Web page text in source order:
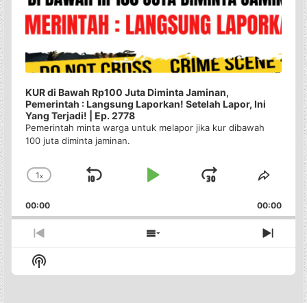
KUR di Bawah Rp100 Juta Diminta Jaminan,
Pemerintah : Langsung Laporkan! Setelah Lapor, Ini
Yang Terjadi! | Ep. 2778
Pemerintah minta warga untuk melapor jika kur dibawah
100 juta diminta jaminan.
Change
Rate
1x
Skip
Play
Jump
Forward
Share
00:00 00:00
Previous
Episode
Show
Episodes
Next
Show
Podcast